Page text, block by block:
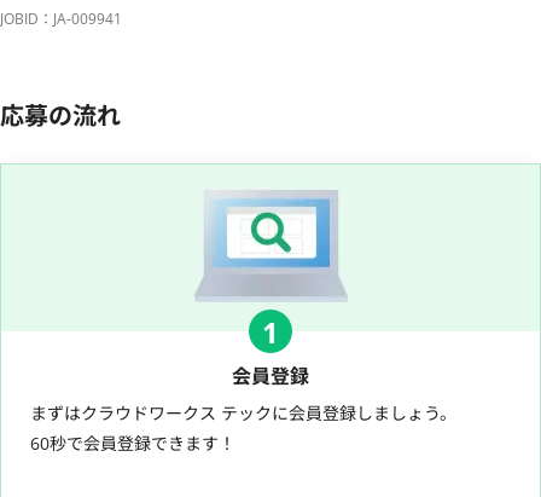
JOBID：JA-009941
応募の流れ
1
会員登録
まずはクラウドワークス テックに会員登録しましょう。
60秒で会員登録できます！